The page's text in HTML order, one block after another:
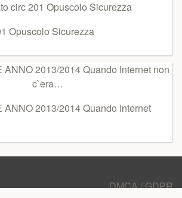
Opuscolo Sicurezza
ANNO 2013/2014 Quando Internet
DMCA / GDPR